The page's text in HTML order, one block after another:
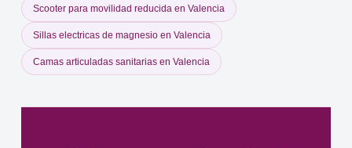
Scooter para movilidad reducida en Valencia
Sillas electricas de magnesio en Valencia
Camas articuladas sanitarias en Valencia